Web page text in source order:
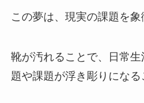
この夢は、現実の課題を象
靴が汚れることで、日常
題や課題が浮き彫りになる